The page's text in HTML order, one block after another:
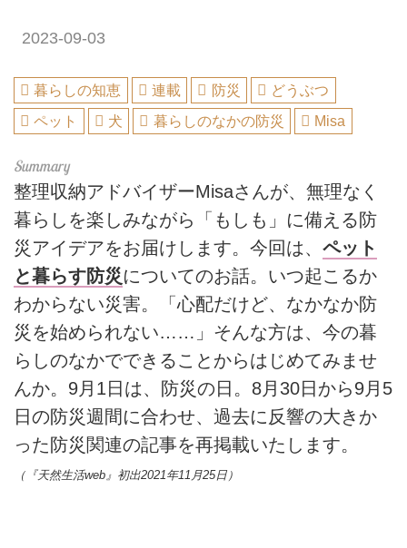
2023-09-03
暮らしの知恵 連載 防災
どうぶつ
ペット
犬 暮らしのなかの防災 Misa
整理収納アドバイザーMisaさんが、無理なく
暮らしを楽しみながら「もしも」に備える防
災アイデアをお届けします。今回は、 ペット
と暮らす防災についてのお話。いつ起こるか
わからない災害。「心配だけど、なかなか防
災を始められない……」そんな方は、今の暮
らしのなかでできることからはじめてみませ
んか。9月1日は、防災の日。8月30日から9月5
日の防災週間に合わせ、過去に反響の大きか
った防災関連の記事を再掲載いたします。
（『天然生活web』初出2021年11月25日）